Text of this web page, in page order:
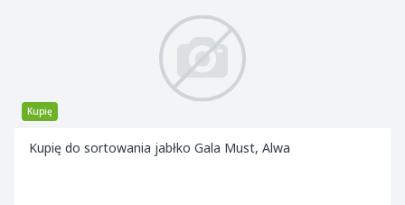
Kupię
Kupię do sortowania jabłko Gala Must, Alwa